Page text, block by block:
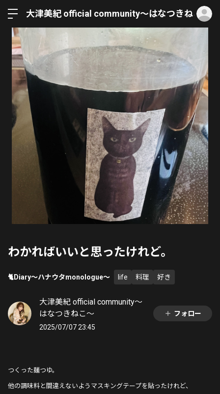
大津美紀 official community〜はなつきねこ〜
わかればいいと思ったけれど。
🐈Diary〜ハナウタmonologue〜 life 料理 好き
大津美紀 official community〜
はなつきねこ〜
2025/07/07 23:45
フォロー
つくった麺つゆ。
他の調味料と間違えないようマスキングテープを貼ったけれど、